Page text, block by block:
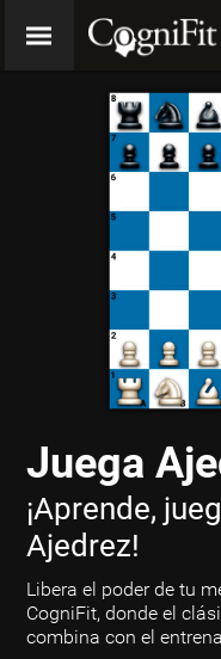
Juega
¡Aprende,
Ajedrez!
Libera el poder de tu
CogniFit, donde el
combina con el